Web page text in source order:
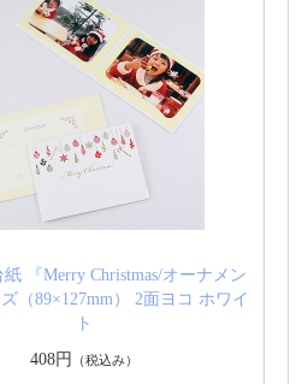
『Merry Christmas/オーナメン
（89×127mm） 2面ヨコ ホワイ
ト
408円
（税込み）